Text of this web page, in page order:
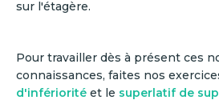
sur l'étagère.
Pour travailler dès à présent ces
connaissances, faites nos
d'infériorité et le superlatif de